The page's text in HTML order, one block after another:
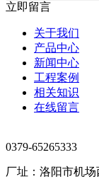
立即留言
关于我们
产品中心
新闻中心
工程案例
相关知识
在线留言
0379-65265333
厂址：洛阳市机